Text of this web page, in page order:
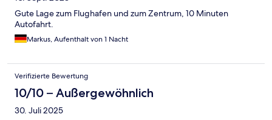
Gute Lage zum Flughafen und zum Zentrum, 10 Minuten
Autofahrt.
Markus, Aufenthalt von 1 Nacht
Verifizierte Bewertung
10/10 – Außergewöhnlich
30. Juli 2025